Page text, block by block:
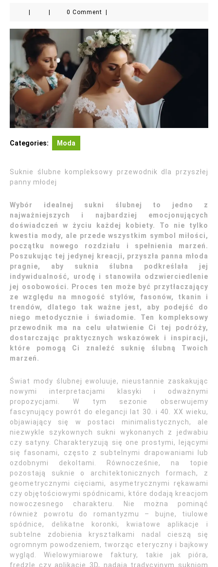
0 Comment
Categories: Moda
Suknie ślubne kompleksowy przewodnik dla przyszłej
panny młodej
Wybór idealnej sukni ślubnej to jedno z
najważniejszych i najbardziej emocjonujących
doświadczeń w życiu każdej kobiety. To nie tylko
kwestia mody, ale przede wszystkim symbol miłości,
początku nowego rozdziału i spełnienia marzeń.
Poszukując tej jedynej kreacji, przyszła panna młoda
pragnie, aby suknia ślubna podkreślała jej
indywidualność, urodę i stanowiła odzwierciedlenie
jej osobowości. Proces ten może być przytłaczający
ze względu na mnogość stylów, fasonów, tkanin i
trendów, dlatego tak ważne jest, aby podejść do
niego metodycznie i świadomie. Ten kompleksowy
przewodnik ma na celu ułatwienie Ci tej podróży,
dostarczając praktycznych wskazówek i inspiracji,
które pomogą Ci znaleźć suknię ślubną Twoich
marzeń.
Świat mody ślubnej ewoluuje, nieustannie zaskakując
nowymi interpretacjami klasyki i odważnymi
propozycjami. W tym sezonie obserwujemy
fascynujący powrót do elegancji lat 30. i 40. XX wieku,
objawiający się w postaci minimalistycznych, ale
niezwykle szykownych sukni wykonanych z jedwabiu
czy satyny. Charakteryzują się one prostymi, lejącymi
się fasonami, często z subtelnymi drapowaniami lub
ozdobnymi dekoltami. Równocześnie, na topie
pozostają suknie o architektonicznych formach, z
geometrycznymi cięciami, asymetrycznymi rękawami
czy objętościowymi spódnicami, które dodają kreacjom
nowoczesnego charakteru. Nie można pominąć
również powrotu do romantyzmu – bujne, tiulowe
spódnice, delikatne koronki, kwiatowe aplikacje i
subtelne zdobienia kryształkami nadal cieszą się
ogromnym powodzeniem, tworząc eteryczny i bajkowy
wygląd. Wielowymiarowe faktury, takie jak pióra,
frędzle czy aplikacje 3D, nadają tradycyjnym sukniom